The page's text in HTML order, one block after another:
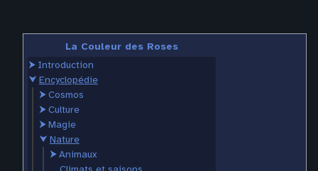
La Couleur des Roses
⮞ Introduction
⮟ Encyclopédie
⮞Cosmos
⮞Culture
⮞Magie
⮟ Nature
⮞Animaux